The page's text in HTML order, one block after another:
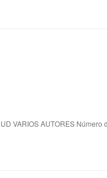
VARIOS AUTORES Número